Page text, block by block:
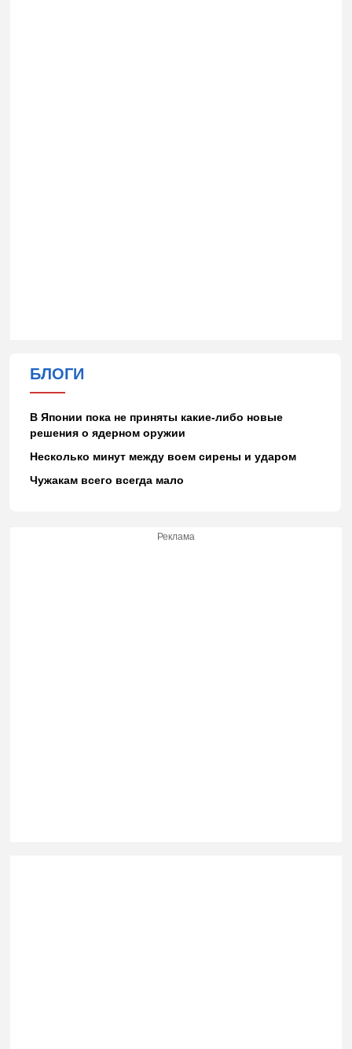
БЛОГИ
В Японии пока не приняты какие-либо новые
решения о ядерном оружии
Несколько минут между воем сирены и ударом
Чужакам всего всегда мало
Реклама